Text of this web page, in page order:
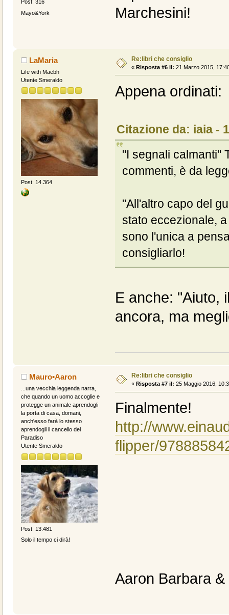
Post: 316
Mayo&York
Marchesini!
LaMaria
Life with Maebh
Utente Smeraldo
Post: 14.364
Re:libri che consiglio
« Risposta #6 il: 21 Marzo 2015,
Appena ordinati:
Citazione da: iaia -
"I segnali calmanti"
commenti, è da
"All'altro capo del
stato eccezionale,
sono l'unica a
consigliarlo!
E anche: "Aiuto,
ancora, ma
Mauro•Aaron
...una vecchia leggenda narra,
che quando un uomo accoglie e
protegge un animale aprendogli
la porta di casa, domani,
anch'esso farà lo stesso
aprendogli il cancello del
Paradiso
Utente Smeraldo
Post: 13.481
Solo il tempo ci dirà!
Re:libri che consiglio
« Risposta #7 il: 25 Maggio 2016,
Finalmente!
http://
flipper/
Aaron Barbara &